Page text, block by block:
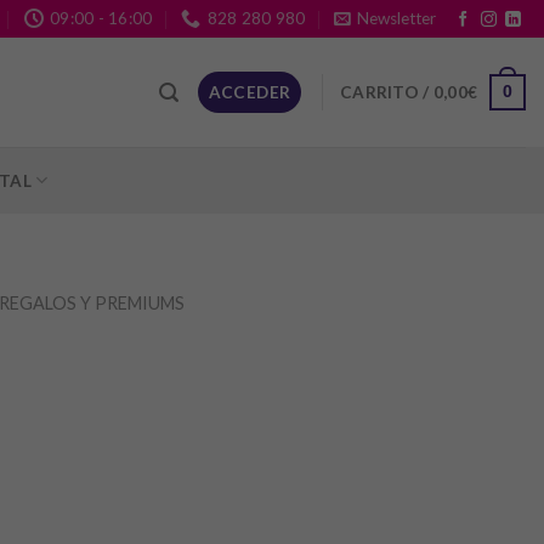
09:00 - 16:00 828 280 980 Newsletter
ACCEDER CARRITO / 0,00€ 0
Y PREMIUMS